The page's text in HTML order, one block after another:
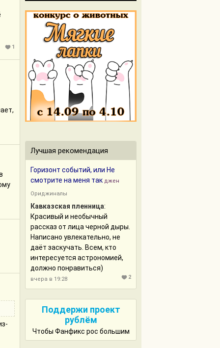
1
Лучшая рекомендация
Горизонт событий, или Не
смотрите на меня так джен
Ориджиналы
Кавказская пленница:
Красивый и необычный
рассказ от лица черной дыры.
Написано увлекательно, не
даёт заскучать. Всем, кто
интересуется астрономией,
должно понравиться)
вчера в 19:28 2
Поддержи проект
рублём
Чтобы Фанфикс рос большим